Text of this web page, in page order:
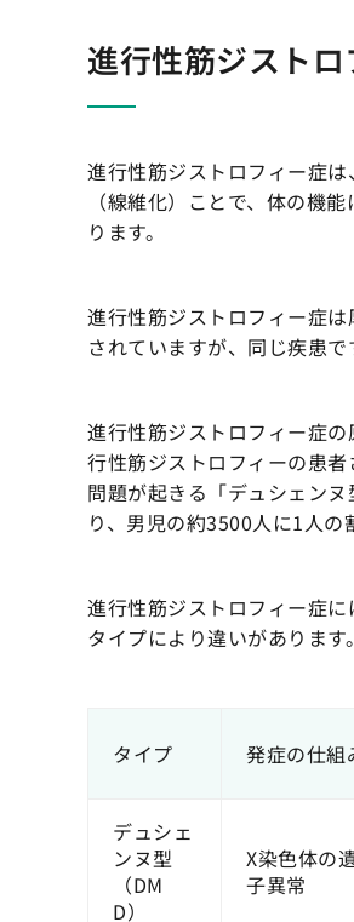
進行性筋ジスト
進行性筋ジストロフィー症
（線維化）ことで、体の機
ります。
進行性筋ジストロフィー症
されていますが、同じ疾患で
進行性筋ジストロフィー症
行性筋ジストロフィーの患
問題が起きる「デュシェン
り、男児の約3500人に1人の
進行性筋ジストロフィー症
タイプにより違いがあります
タイプ 発症の仕組
デュシェ
ンヌ型
（DM
D）
X染色体の
子異常